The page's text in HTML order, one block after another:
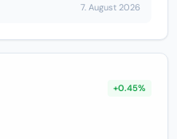
7. August 2026
+0.45%